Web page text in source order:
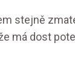
stejně
má dost